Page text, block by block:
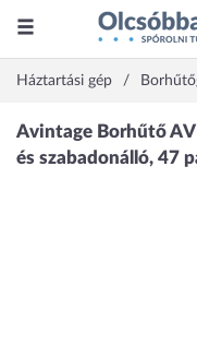
Háztartási gép